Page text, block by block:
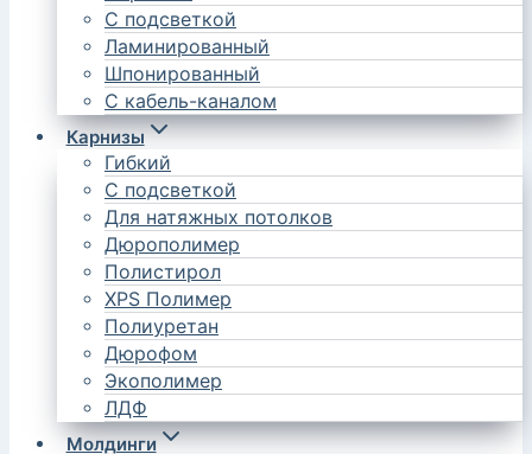
С подсветкой
Ламинированный
Шпонированный
С кабель-каналом
Карнизы
Гибкий
С подсветкой
Для натяжных потолков
Дюрополимер
Полистирол
XPS Полимер
Полиуретан
Дюрофом
Экополимер
ЛДФ
Молдинги